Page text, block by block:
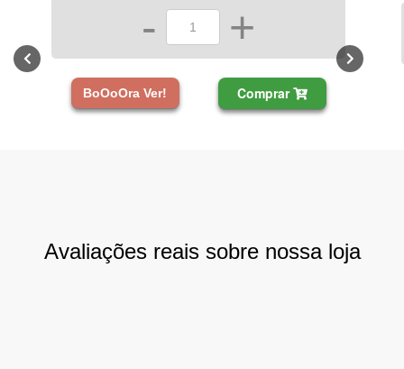
- +
BoOoOra Ver! Comprar
Avaliações reais sobre nossa loja